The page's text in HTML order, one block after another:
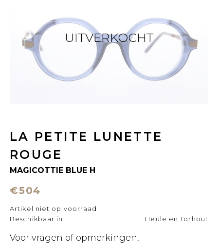
UITVERKOCHT
LA PETITE LUNETTE
ROUGE
MAGICOTTIE BLUE H
€504
Artikel niet op voorraad
Beschikbaar in
Heule en Torhout
Voor vragen of opmerkingen,